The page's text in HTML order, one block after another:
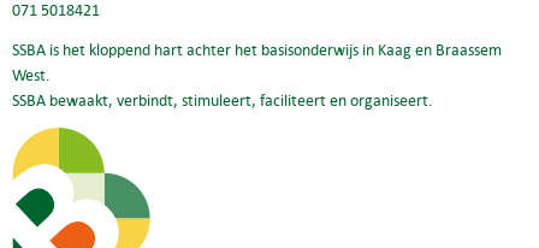
071 5018421
SSBA is het kloppend hart achter het basisonderwijs in Kaag en Braassem
West.
SSBA bewaakt, verbindt, stimuleert, faciliteert en organiseert.